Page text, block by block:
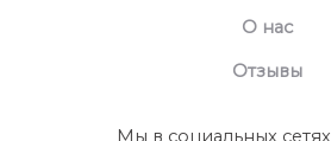
О нас
Отзывы
Мы в социальных сетях